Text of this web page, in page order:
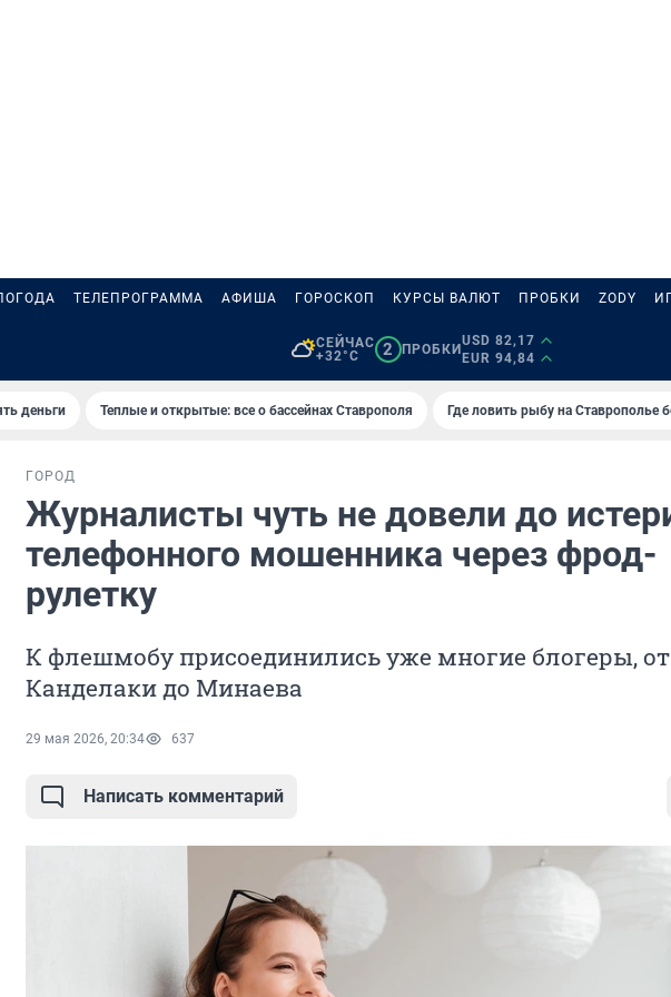
ТЕЛЕПРОГРАММА АФИША ГОРОСКОП КУРСЫ ВАЛЮТ ПРОБКИ ZODY
СЕЙЧАС
+32°C
2 ПРОБКИ
USD 82,17
EUR 94,84
деньги Теплые и открытые: все о бассейнах Ставрополя Где ловить рыбу на Ставрополье
ГОРОД
Журналисты чуть не довели до
телефонного мошенника через фрод-
рулетку
К флешмобу присоединились уже многие блогеры, от
Канделаки до Минаева
29 мая 2026, 20:34 637
Написать комментарий